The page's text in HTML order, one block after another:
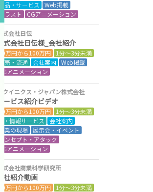
商品・サービス
Web掲載
イラスト
CGアニメーション
株式会社日伝
株式会社日伝様_会社紹介
50万円から100万円
1分～3分未満
小売・流通
会社案内 Web掲載
CGアニメーション
エクイニクス・ジャパン株式会社
サービス紹介ビデオ
50万円から100万円
1分～3分未満
IT・情報サービス
会社案内
営業の現場
展示会・イベント
コンセプト・アタック
CGアニメーション
株式会社商業科学研究所
会社紹介動画
50万円から100万円
1分～3分未満